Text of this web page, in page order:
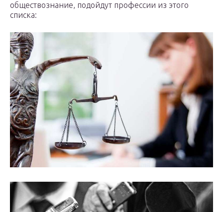
обществознание, подойдут профессии из этого
списка: